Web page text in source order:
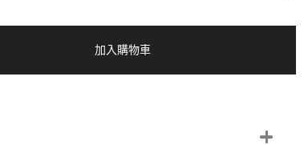
加入購物車